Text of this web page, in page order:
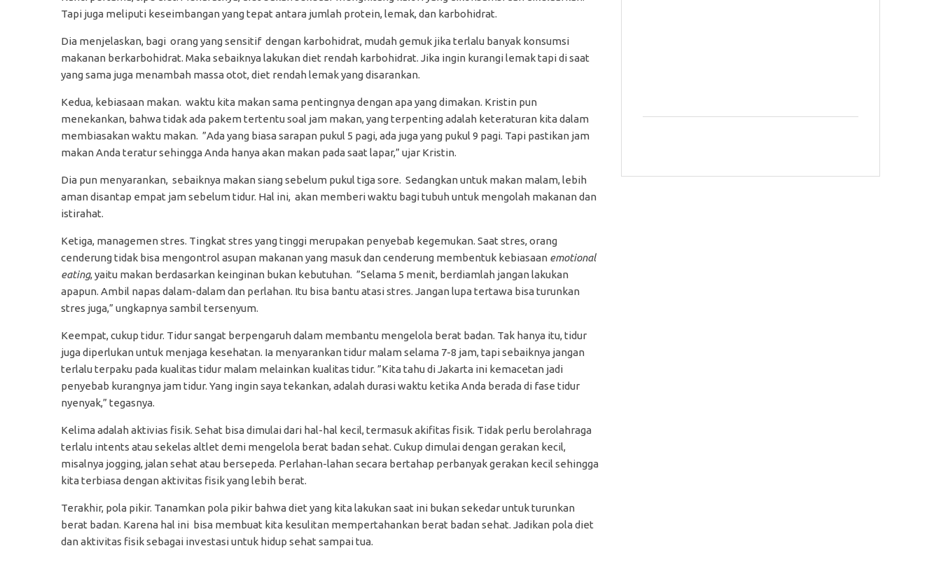
Tapi juga meliputi keseimbangan yang tepat antara jumlah protein, lemak, dan karbohidrat.
Dia menjelaskan, bagi orang yang sensitif dengan karbohidrat, mudah gemuk jika terlalu banyak konsumsi
makanan berkarbohidrat. Maka sebaiknya lakukan diet rendah karbohidrat. Jika ingin kurangi lemak tapi di saat
yang sama juga menambah massa otot, diet rendah lemak yang disarankan.
Kedua, kebiasaan makan. waktu kita makan sama pentingnya dengan apa yang dimakan. Kristin pun
menekankan, bahwa tidak ada pakem tertentu soal jam makan, yang terpenting adalah keteraturan kita dalam
membiasakan waktu makan. ”Ada yang biasa sarapan pukul 5 pagi, ada juga yang pukul 9 pagi. Tapi pastikan jam
makan Anda teratur sehingga Anda hanya akan makan pada saat lapar,” ujar Kristin.
Dia pun menyarankan, sebaiknya makan siang sebelum pukul tiga sore. Sedangkan untuk makan malam, lebih
aman disantap empat jam sebelum tidur. Hal ini, akan memberi waktu bagi tubuh untuk mengolah makanan dan
istirahat.
Ketiga, managemen stres. Tingkat stres yang tinggi merupakan penyebab kegemukan. Saat stres, orang
cenderung tidak bisa mengontrol asupan makanan yang masuk dan cenderung membentuk kebiasaan emotional
eating, yaitu makan berdasarkan keinginan bukan kebutuhan. ”Selama 5 menit, berdiamlah jangan lakukan
apapun. Ambil napas dalam-dalam dan perlahan. Itu bisa bantu atasi stres. Jangan lupa tertawa bisa turunkan
stres juga,” ungkapnya sambil tersenyum.
Keempat, cukup tidur. Tidur sangat berpengaruh dalam membantu mengelola berat badan. Tak hanya itu, tidur
juga diperlukan untuk menjaga kesehatan. Ia menyarankan tidur malam selama 7-8 jam, tapi sebaiknya jangan
terlalu terpaku pada kualitas tidur malam melainkan kualitas tidur. ”Kita tahu di Jakarta ini kemacetan jadi
penyebab kurangnya jam tidur. Yang ingin saya tekankan, adalah durasi waktu ketika Anda berada di fase tidur
nyenyak,” tegasnya.
Kelima adalah aktivias fisik. Sehat bisa dimulai dari hal-hal kecil, termasuk akifitas fisik. Tidak perlu berolahraga
terlalu intents atau sekelas altlet demi mengelola berat badan sehat. Cukup dimulai dengan gerakan kecil,
misalnya jogging, jalan sehat atau bersepeda. Perlahan-lahan secara bertahap perbanyak gerakan kecil sehingga
kita terbiasa dengan aktivitas fisik yang lebih berat.
Terakhir, pola pikir. Tanamkan pola pikir bahwa diet yang kita lakukan saat ini bukan sekedar untuk turunkan
berat badan. Karena hal ini bisa membuat kita kesulitan mempertahankan berat badan sehat. Jadikan pola diet
dan aktivitas fisik sebagai investasi untuk hidup sehat sampai tua.